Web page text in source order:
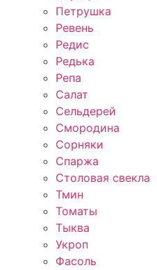
Петрушка
Ревень
Редис
Редька
Репа
Салат
Сельдерей
Смородина
Сорняки
Спаржа
Столовая свекла
Тмин
Томаты
Тыква
Укроп
Фасоль